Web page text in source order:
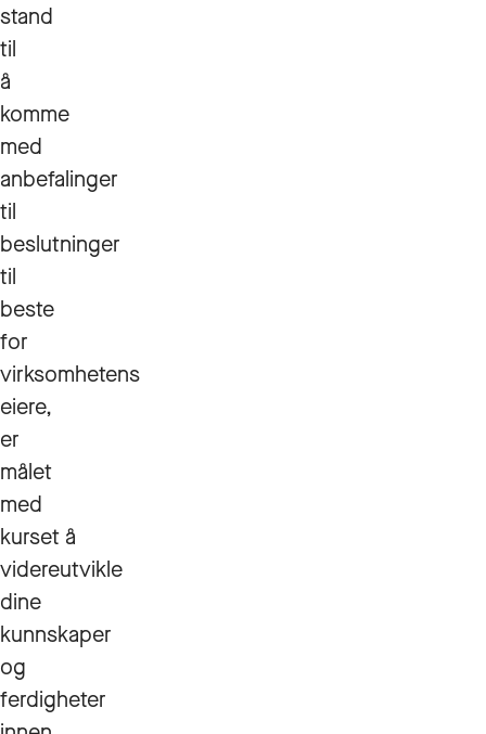
stand
til
å
komme
med
anbefalinger
til
beslutninger
til
beste
for
virksomhetens
eiere,
er
målet
med
kurset å
videreutvikle
dine
kunnskaper
og
ferdigheter